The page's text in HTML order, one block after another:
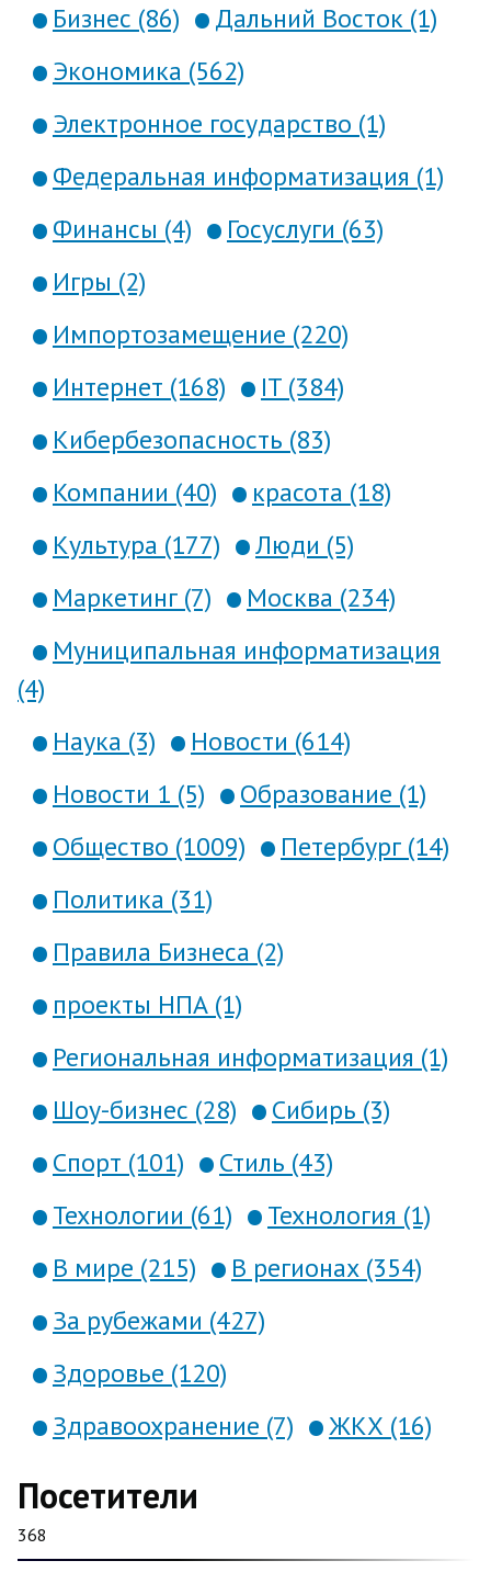
Бизнес (86)
Дальний Восток (1)
Экономика (562)
Электронное государство (1)
Федеральная информатизация (1)
Финансы (4)
Госуслуги (63)
Игры (2)
Импортозамещение (220)
Интернет (168)
IT (384)
Кибербезопасность (83)
Компании (40)
красота (18)
Культура (177)
Люди (5)
Маркетинг (7)
Москва (234)
Муниципальная информатизация
(4)
Наука (3)
Новости (614)
Новости 1 (5)
Образование (1)
Общество (1009)
Петербург (14)
Политика (31)
Правила Бизнеса (2)
проекты НПА (1)
Региональная информатизация (1)
Шоу-бизнес (28)
Сибирь (3)
Спорт (101)
Стиль (43)
Технологии (61)
Технология (1)
В мире (215)
В регионах (354)
За рубежами (427)
Здоровье (120)
Здравоохранение (7)
ЖКХ (16)
Посетители
368